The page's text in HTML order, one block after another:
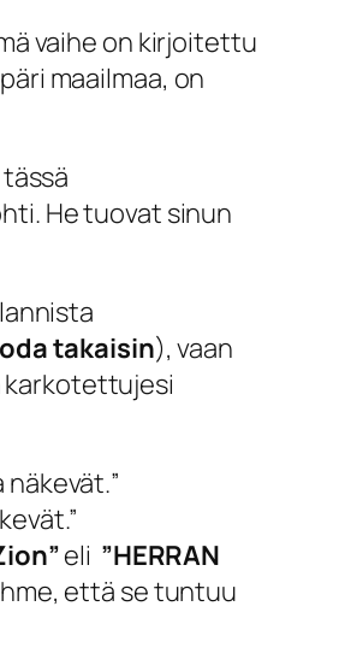
vaihe on kirjoitettu
maailmaa, on
He tuovat sinun
takaisin), vaan
karkotettujesi
näkevät.”
.”
eli ”HERRAN
että se tuntuu